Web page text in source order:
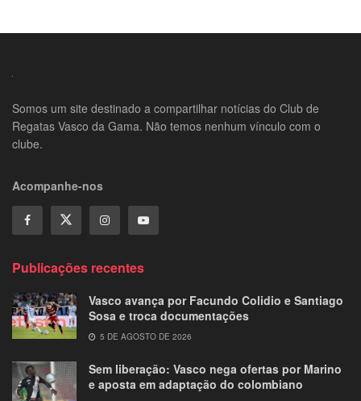
Somos um site destinado a compartilhar notícias do Club de
Regatas Vasco da Gama. Não temos nenhum vínculo com o
clube.
Acompanhe-nos
Publicações recentes
Vasco avança por Facundo Colidio e Santiago
Sosa e troca documentações
5 DE AGOSTO DE 2026
Sem liberação: Vasco nega ofertas por Marino
e aposta em adaptação do colombiano